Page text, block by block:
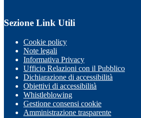
Sezione Link Utili
Cookie policy
Note legali
Informativa Privacy
Ufficio Relazioni con il Pubblico
Dichiarazione di accessibilità
Obiettivi di accessibilità
Whistleblowing
Gestione consensi cookie
Amministrazione trasparente